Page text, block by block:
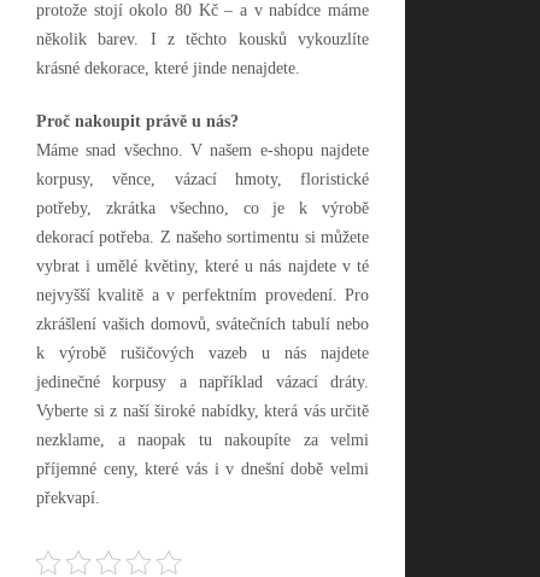
protože stojí okolo 80 Kč – a v nabídce máme
několik barev. I z těchto kousků vykouzlíte
krásné dekorace, které jinde nenajdete.
Proč nakoupit právě u nás?
Máme snad všechno. V našem e-shopu najdete
korpusy, věnce, vázací hmoty, floristické
potřeby, zkrátka všechno, co je k výrobě
dekorací potřeba. Z našeho sortimentu si můžete
vybrat i umělé květiny, které u nás najdete v té
nejvyšší kvalitě a v perfektním provedení. Pro
zkrášlení vašich domovů, svátečních tabulí nebo
k výrobě rušičových vazeb u nás najdete
jedinečné korpusy a například vázací dráty.
Vyberte si z naší široké nabídky, která vás určitě
nezklame, a naopak tu nakoupíte za velmi
příjemné ceny, které vás i v dnešní době velmi
překvapí.